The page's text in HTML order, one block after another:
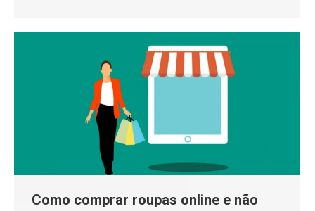
Como comprar roupas online e não